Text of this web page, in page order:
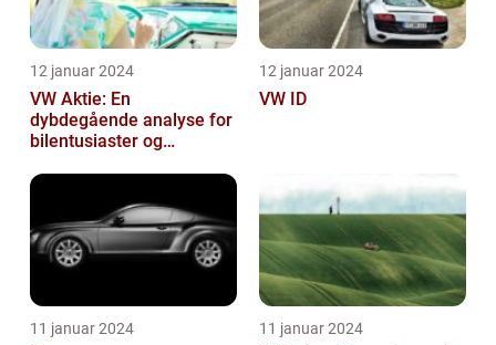
12 januar 2024
VW Aktie: En
dybdegående analyse for
bilentusiaster og
12 januar 2024
VW ID
11 januar 2024 11 januar 2024